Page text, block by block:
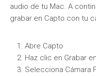
audio de tu Mac. A
grabar en Capto con tu
Abre Capto
Haz clic en Grabar
Selecciona Cámara